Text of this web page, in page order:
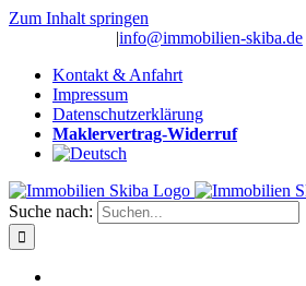
Zum Inhalt springen
|info@immobilien-skiba.de
Kontakt & Anfahrt
Impressum
Datenschutzerklärung
Maklervertrag-Widerruf
Suche nach: